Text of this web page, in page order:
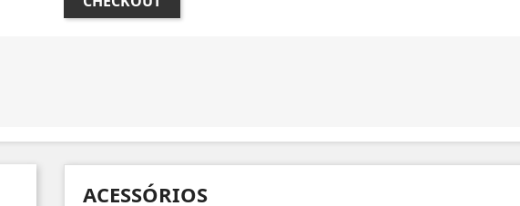
ACESSÓRIOS